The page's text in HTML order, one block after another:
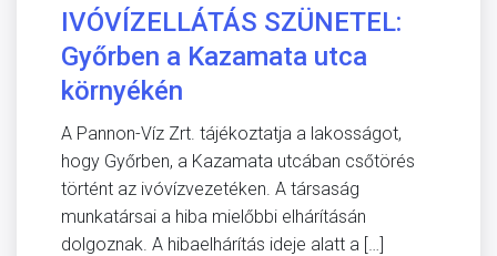
IVÓVÍZELLÁTÁS SZÜNETEL:
Győrben a Kazamata utca
környékén
A Pannon-Víz Zrt. tájékoztatja a lakosságot,
hogy Győrben, a Kazamata utcában csőtörés
történt az ivóvízvezetéken. A társaság
munkatársai a hiba mielőbbi elhárításán
dolgoznak. A hibaelhárítás ideje alatt a […]